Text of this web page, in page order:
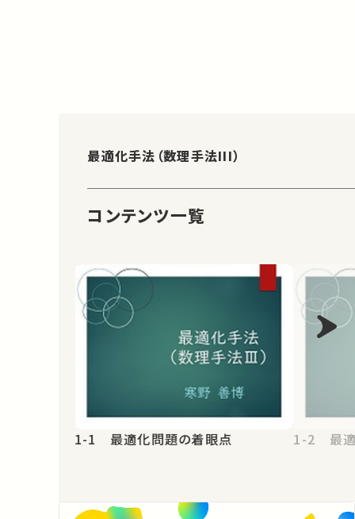
最適化手法（数理手法III）
コンテンツ一覧
1-1 最適化問題の着眼点 1-2 最適